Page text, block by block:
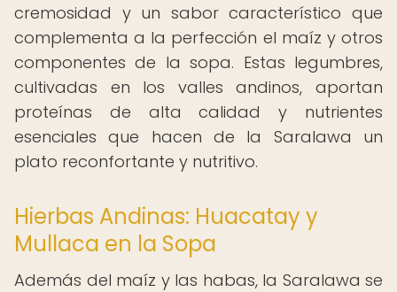
cremosidad y un sabor característico que
complementa a la perfección el maíz y otros
componentes de la sopa. Estas legumbres,
cultivadas en los valles andinos, aportan
proteínas de alta calidad y nutrientes
esenciales que hacen de la Saralawa un
plato reconfortante y nutritivo.
Hierbas Andinas: Huacatay y
Mullaca en la Sopa
Además del maíz y las habas, la Saralawa se